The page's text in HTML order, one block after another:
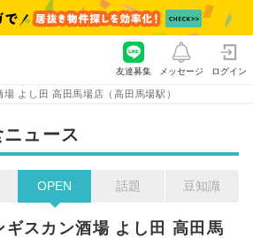
よし田 高田馬場店（高田馬場駅）
友達募集 メッセージ ログイン
ュース
OPEN 話題 豆知識
ギスカン酒場 よし田 高田馬